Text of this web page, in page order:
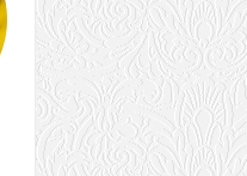
віскоза для валяння
светлый салат